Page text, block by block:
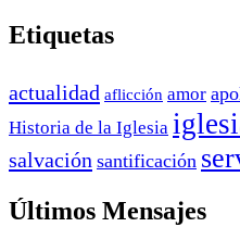
Etiquetas
actualidad aflicción amor
Historia de la Iglesia
salvación santificación
Últimos Mensajes